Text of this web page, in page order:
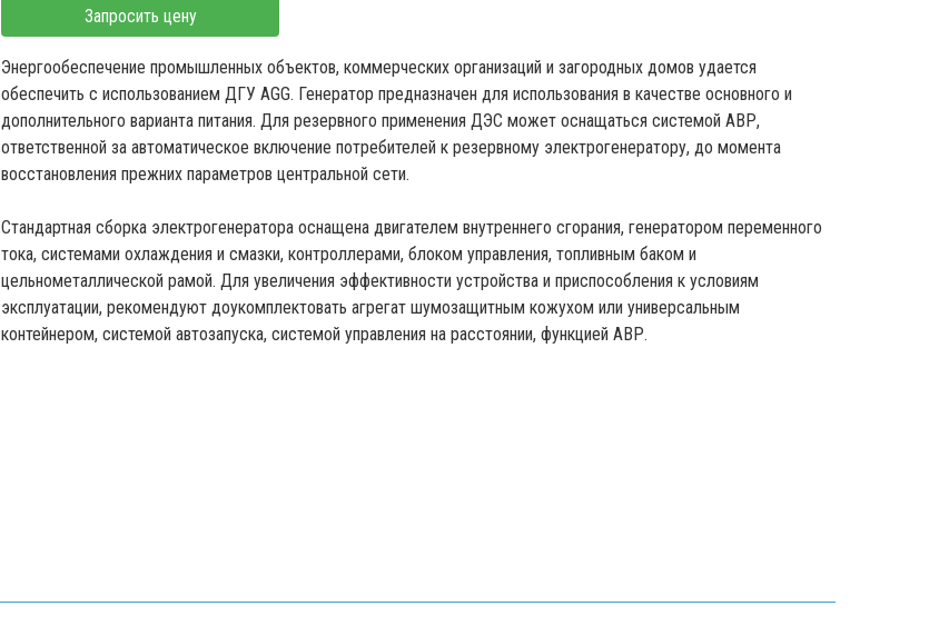
Запросить цену
Энергообеспечение промышленных объектов, коммерческих организаций и загородных домов удается
обеспечить с использованием ДГУ AGG. Генератор предназначен для использования в качестве основного и
дополнительного варианта питания. Для резервного применения ДЭС может оснащаться системой АВР,
ответственной за автоматическое включение потребителей к резервному электрогенератору, до момента
восстановления прежних параметров центральной сети.
Стандартная сборка электрогенератора оснащена двигателем внутреннего сгорания, генератором переменного
тока, системами охлаждения и смазки, контроллерами, блоком управления, топливным баком и
цельнометаллической рамой. Для увеличения эффективности устройства и приспособления к условиям
эксплуатации, рекомендуют доукомплектовать агрегат шумозащитным кожухом или универсальным
контейнером, системой автозапуска, системой управления на расстоянии, функцией АВР.